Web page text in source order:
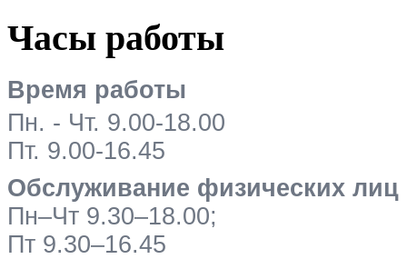
Часы работы
Время работы
Пн. - Чт. 9.00-18.00
Пт. 9.00-16.45
Обслуживание физических лиц
Пн–Чт 9.30–18.00;
Пт 9.30–16.45